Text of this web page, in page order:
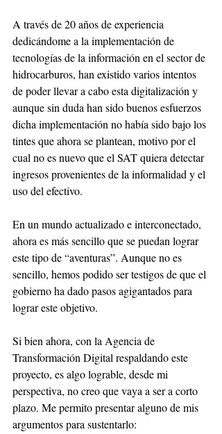
A través de 20 años de experiencia
dedicándome a la implementación de
tecnologías de la información en el sector de
hidrocarburos, han existido varios intentos
de poder llevar a cabo esta digitalización y
aunque sin duda han sido buenos esfuerzos
dicha implementación no había sido bajo los
tintes que ahora se plantean, motivo por el
cual no es nuevo que el SAT quiera detectar
ingresos provenientes de la informalidad y el
uso del efectivo.
En un mundo actualizado e interconectado,
ahora es más sencillo que se puedan lograr
este tipo de “aventuras”. Aunque no es
sencillo, hemos podido ser testigos de que el
gobierno ha dado pasos agigantados para
lograr este objetivo.
Si bien ahora, con la Agencia de
Transformación Digital respaldando este
proyecto, es algo lograble, desde mi
perspectiva, no creo que vaya a ser a corto
plazo. Me permito presentar alguno de mis
argumentos para sustentarlo: